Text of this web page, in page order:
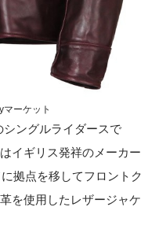
マーケット
ングルライダースで
イギリス発祥のメーカー
拠点を移してフロントク
を使用したレザージャケ